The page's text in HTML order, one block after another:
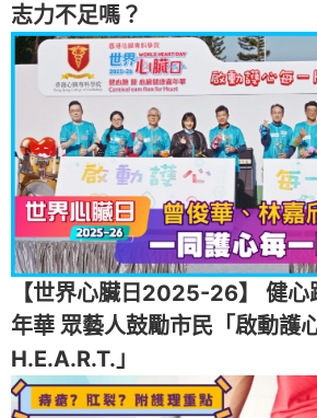
志力不足嗎？
【世界心臟日2025-26】 健心
年華 眾藝人鼓勵市民「啟動護
H.E.A.R.T.」